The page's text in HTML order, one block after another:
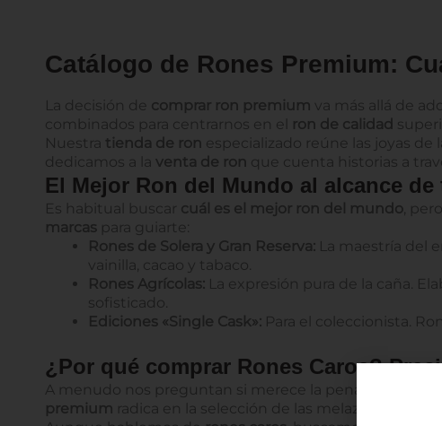
Catálogo de Rones Premium:
La decisión de comprar ron premium va más allá de
combinados para centrarnos en el
ron de calidad
Nuestra tienda de ron especializado reúne las joyas
dedicamos a la venta de ron que cuenta historias a
El Mejor Ron del Mundo al alcance de
Es habitual buscar cuál es el mejor ron del mundo,
marcas para guiarte:
Rones de Solera y Gran Reserva: La maestría del
vainilla, cacao y tabaco.
Rones Agrícolas: La expresión pura de la caña.
sofisticado.
Ediciones «Single Cask»: Para el coleccionista.
¿Por qué comprar Rones Caros?
A menudo nos preguntan si merece la pena pagar el
premium radica en la selección de las melazas, la